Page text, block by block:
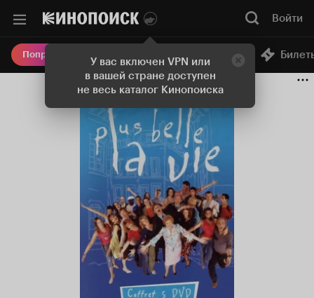
У вас включен VPN или
в вашей стране доступен
не весь каталог Кинопоиска
Войти
Попробовать Плюс Онлайн-кинотеатр